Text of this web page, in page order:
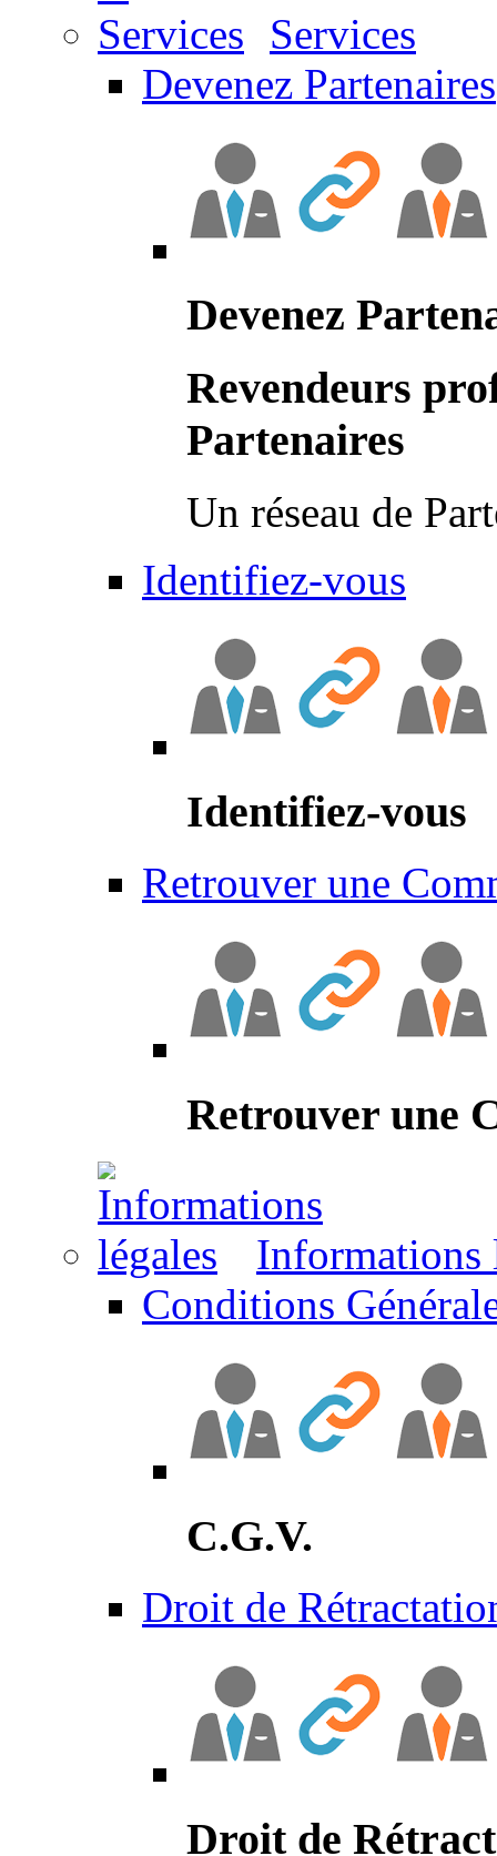
Services
Devenez Partenaires
Devenez
Revendeurs
Partenaires
Un réseau de
Identifiez-vous
Identifiez-vous
Retrouver une
Retrouver une
Informations
Conditions
C.G.V.
Droit de
Droit de